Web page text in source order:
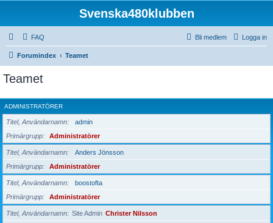
Svenska480klubben
FAQ Logga in
Bli medlem
Forumindex Teamet
Teamet
ADMINISTRATÖRER
Titel, Användarnamn
admin
Primärgrupp
Administratörer
Titel, Användarnamn
Anders Jönsson
Primärgrupp
Administratörer
Titel, Användarnamn
boostofta
Primärgrupp
Administratörer
Titel, Användarnamn Site Admin Christer Nilsson